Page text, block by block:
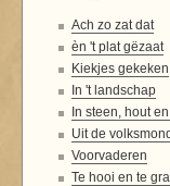
Ach zo zat dat
èn 't plat gëzaat
Kiekjes gekeken
In 't landschap
In steen, hout
Uit de volksmond
Voorvaderen
Te hooi en te